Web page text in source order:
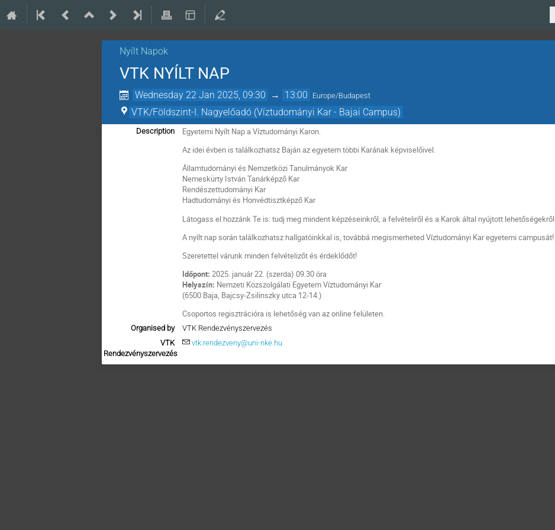
Nyílt Napok
VTK NYÍLT NAP
Wednesday 22 Jan 2025, 09:30 → 13:00 Europe/Budapest
VTK/Földszint-I. Nagyelőadó (Víztudományi Kar - Bajai Campus)
Description
Egyetemi Nyílt Nap a Víztudományi Karon.
Az idei évben is találkozhatsz Baján az egyetem többi Karának képviselőivel.
Államtudományi és Nemzetközi Tanulmányok Kar
Nemeskürty István Tanárképző Kar
Rendészettudományi Kar
Hadtudományi és Honvédtisztképző Kar
Látogass el hozzánk Te is: tudj meg mindent képzéseinkről, a felvételiről és a Karok által nyújtott lehetőségekről.
A nyílt nap során találkozhatsz hallgatóinkkal is, továbbá megismerheted Víztudományi Kar egyetemi campusát!
Szeretettel várunk minden felvételizőt és érdeklődőt!
Időpont: 2025. január 22. (szerda) 09.30 óra
Helyszín: Nemzeti Közszolgálati Egyetem Víztudományi Kar
(6500 Baja, Bajcsy-Zsilinszky utca 12-14.)
Csoportos regisztrációra is lehetőség van az online felületen.
Organised by
VTK Rendezvényszervezés
VTK
Rendezvényszervezés
vtk.rendezveny@uni-nke.hu